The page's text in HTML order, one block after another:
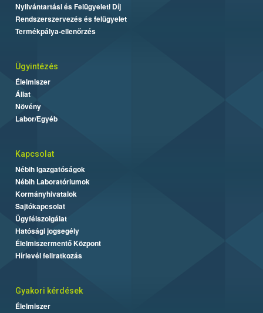
Nyilvántartási és Felügyeleti Díj
Rendszerszervezés és felügyelet
Termékpálya-ellenőrzés
Ügyintézés
Élelmiszer
Állat
Növény
Labor/Egyéb
Kapcsolat
Nébih Igazgatóságok
Nébih Laboratóriumok
Kormányhivatalok
Sajtókapcsolat
Ügyfélszolgálat
Hatósági jogsegély
Élelmiszermentő Központ
Hírlevél feliratkozás
Gyakori kérdések
Élelmiszer